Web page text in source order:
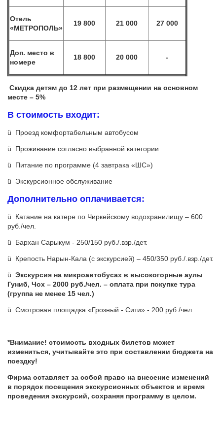
Отель
«МЕТРОПОЛЬ»
19 800 21 000 27 000
Доп. место в
номере
18 800 20 000 -
Скидка детям до 12 лет при размещении на основном
месте – 5%
В стоимость входит:
ü Проезд комфортабельным автобусом
ü Проживание согласно выбранной категории
ü Питание по программе (4 завтрака «ШС»)
ü Экскурсионное обслуживание
Дополнительно оплачивается:
ü Катание на катере по Чиркейскому водохранилищу – 600
руб./чел.
ü Бархан Сарыкум - 250/150 руб./.взр./дет.
ü Крепость Нарын-Кала (с экскурсией) – 450/350 руб./.взр./дет.
ü Экскурсия на микроавтобусах в высокогорные аулы
Гуниб, Чох – 2000 руб./чел. – оплата при покупке тура
(группа не менее 15 чел.)
ü Смотровая площадка «Грозный - Сити» - 200 руб./чел.
*Внимание! стоимость входных билетов может
измениться, учитывайте это при составлении бюджета на
поездку!
Фирма оставляет за собой право на внесение изменений
в порядок посещения экскурсионных объектов и время
проведения экскурсий, сохраняя программу в целом.